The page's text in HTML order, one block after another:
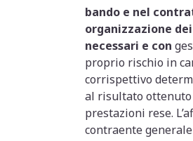
bando e nel
organizzazione
necessari e con
proprio rischio in
corrispettivo
al risultato
prestazioni rese.
contraente